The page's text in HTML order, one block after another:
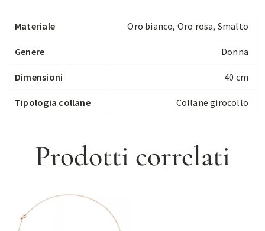
Materiale Oro bianco, Oro rosa, Smalto
Genere Donna
Dimensioni 40 cm
Tipologia collane Collane girocollo
Prodotti correlati